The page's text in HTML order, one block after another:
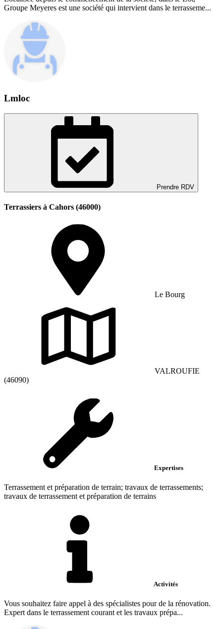
Groupe Meyeres est une société qui intervient dans le terrasseme...
Lmloc
Prendre RDV
Terrassiers à Cahors (46000)
Le Bourg
VALROUFIE
(46090)
Expertises
Terrassement et préparation de terrain; travaux de terrassements;
travaux de terrassement et préparation de terrains
Activités
Vous souhaitez faire appel à des spécialistes pour de la rénovation.
Expert dans le terrassement courant et les travaux prépa...